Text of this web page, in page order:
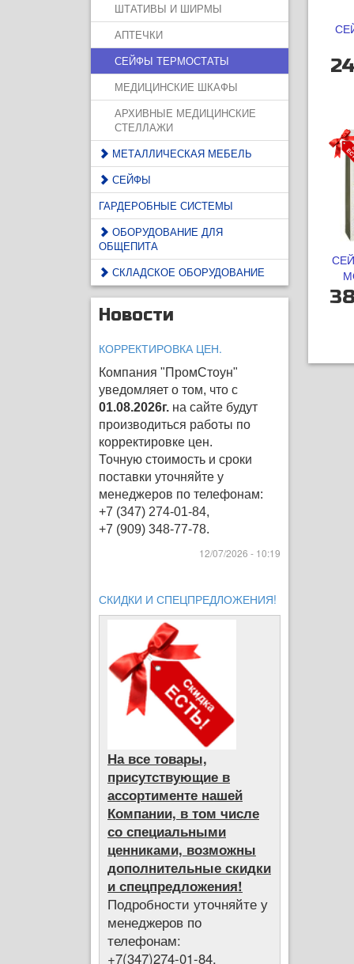
ШТАТИВЫ И ШИРМЫ
АПТЕЧКИ
СЕЙФЫ ТЕРМОСТАТЫ
МЕДИЦИНСКИЕ ШКАФЫ
АРХИВНЫЕ МЕДИЦИНСКИЕ
СТЕЛЛАЖИ
МЕТАЛЛИЧЕСКАЯ МЕБЕЛЬ
СЕЙФЫ
ГАРДЕРОБНЫЕ СИСТЕМЫ
ОБОРУДОВАНИЕ ДЛЯ
ОБЩЕПИТА
СКЛАДСКОЕ ОБОРУДОВАНИЕ
Новости
КОРРЕКТИРОВКА ЦЕН.
Компания "ПромСтоун"
уведомляет о том, что с
01.08.2026г. на сайте будут
производиться работы по
корректировке цен.
Точную стоимость и сроки
поставки уточняйте у
менеджеров по телефонам:
+7 (347) 274-01-84,
+7 (909) 348-77-78.
12/07/2026 - 10:19
СКИДКИ И СПЕЦПРЕДЛОЖЕНИЯ!
На все товары,
присутствующие в
ассортименте нашей
Компании, в том числе
со специальными
ценниками, возможны
дополнительные скидки
и спецпредложения!
Подробности уточняйте у
менеджеров по
телефонам:
+7(347)274-01-84,